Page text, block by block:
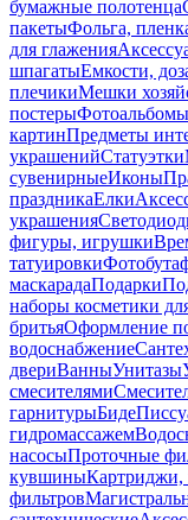
бумажные полотенца
пакетыФольга,
для глажения
шпагатыЕмкости,
плечикиМешки
постерыФотоальбомы
картинПредметы
украшенийСтатуэтки
сувенирныеИконы
праздникаЕлки
украшения
фигуры, игрушки
татуировки
маскарадаПодарки
наборы косметики
бритьяОформление
водоснабжение
двериВанныУнитазы
смесителями
гарнитурыБиде
гидромассажем
насосыПроточные
кувшиныКартриджи,
фильтров